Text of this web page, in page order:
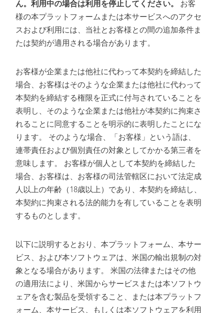
ん。利用中の場合は利用を停止してください。
お客
様の本プラットフォームまたは本サービスへのアクセ
スおよび利用には、当社とお客様との間の追加条件ま
たは契約が適用される場合があります。
お客様が企業または他社に代わって本契約を締結した
場合、お客様はそのような企業または他社に代わって
本契約を締結する権限を正式に付与されていることを
表明し、そのような企業または他社が本契約に拘束さ
れることに同意することを明示的に表明したことにな
ります。 そのような場合、「お客様」という語は、
連帯責任および個別責任の対象としてかかる第三者を
意味します。 お客様が個人として本契約を締結した
場合、お客様は、お客様の司法管轄区において法定成
人以上の年齢（18歳以上）であり、本契約を締結し、
本契約に拘束される法的能力を有していることを表明
するものとします。
以下に説明するとおり、本プラットフォーム、本サー
ビス、および本ソフトウェアは、米国の輸出規制の対
象となる場合があります。 米国の法律またはその他
の適用法により、米国からサービスまたは本ソフトウ
ェアを含む製品を受領すること、または本プラットフ
ォーム、本サービス、もしくは本ソフトウェアを利用